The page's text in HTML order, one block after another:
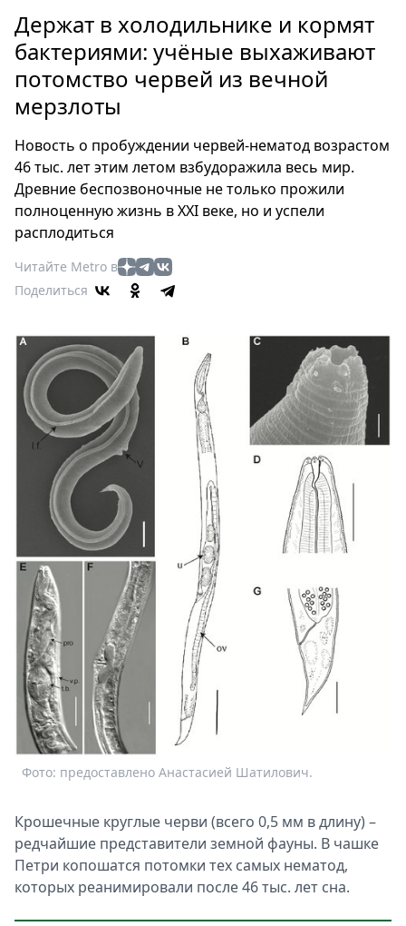
Россия
Мир
Здоровье
Еда
Мода
Театр
Кино
Афиша
Книги
Выставки
Пресс-
релизы
О
Metro
Стримы
Спецпроекты
Звезды
Выборы
2026
Скачай
Metro
Держат в холодильнике и кормят
бактериями: учёные выхаживают
потомство червей из вечной
мерзлоты
Новость о пробуждении червей-нематод возрастом
46 тыс. лет этим летом взбудоражила весь мир.
Древние беспозвоночные не только прожили
полноценную жизнь в XXI веке, но и успели
расплодиться
Читайте Metro в
Поделиться
Фото: предоставлено Анастасией Шатилович.
Крошечные круглые черви (всего 0,5 мм в длину) –
редчайшие представители земной фауны. В чашке
Петри копошатся потомки тех самых нематод,
которых реанимировали после 46 тыс. лет сна.